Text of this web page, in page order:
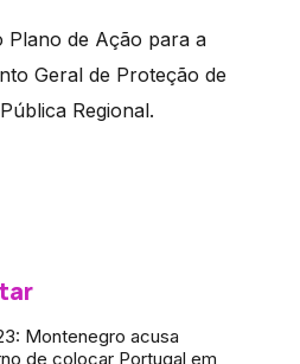
Plano de Ação para a
Geral de Proteção de
Regional.
Montenegro acusa
de colocar Portugal em